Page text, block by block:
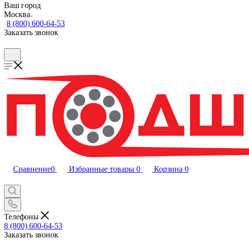
Ваш город
Москва
8 (800) 600-64-53
Заказать звонок
Сравнение0 Избранные товары 0 Корзина 0
Телефоны
8 (800) 600-64-53
Заказать звонок